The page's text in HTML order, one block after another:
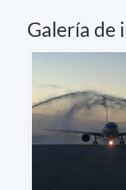
Galería de